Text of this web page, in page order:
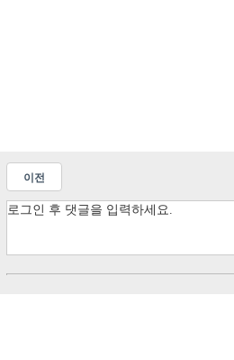
이전